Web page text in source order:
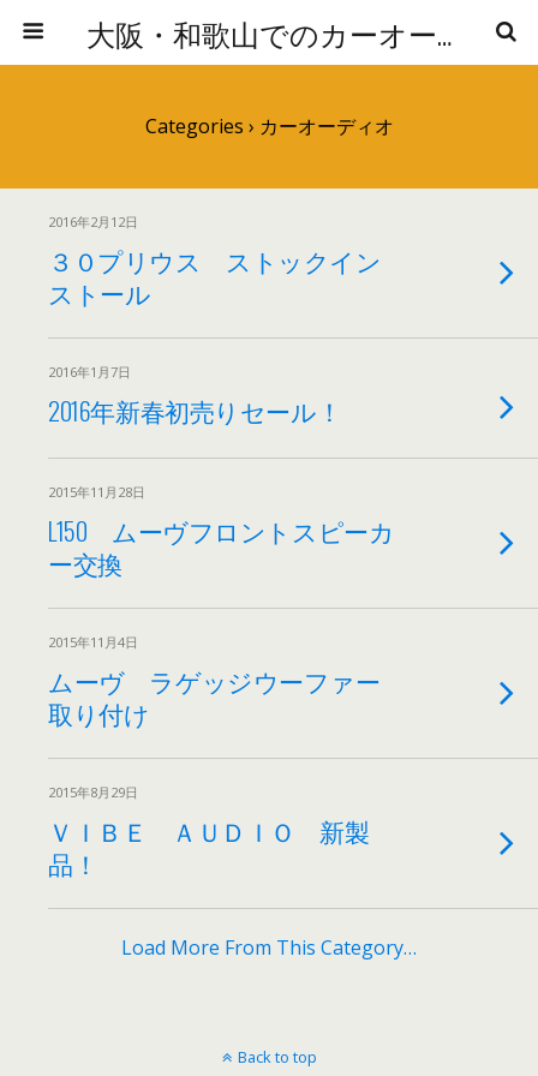
大阪・和歌山でのカーオーディオの取り付けならNEOSTYLES（ネオスタイルズ）へ
Categories › カーオーディオ
2016年2月12日
３０プリウス ストックイン
ストール
2016年1月7日
2016年新春初売りセール！
2015年11月28日
L150 ムーヴフロントスピーカ
ー交換
2015年11月4日
ムーヴ ラゲッジウーファー
取り付け
2015年8月29日
ＶＩＢＥ ＡＵＤＩＯ 新製
品！
Load More From This Category…
Back to top